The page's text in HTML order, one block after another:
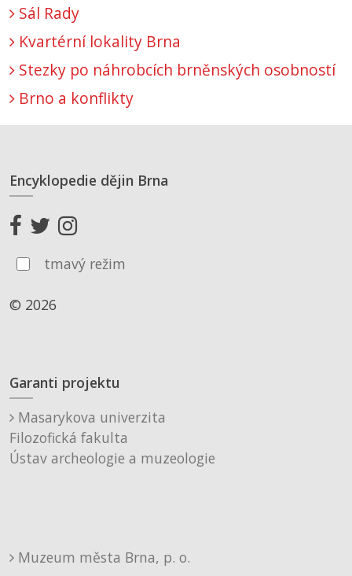
Sál Rady
Kvartérní lokality Brna
Stezky po náhrobcích brněnských osobností
Brno a konflikty
Encyklopedie dějin Brna
tmavý režim
© 2026
Garanti projektu
Masarykova univerzita
Filozofická fakulta
Ústav archeologie a muzeologie
Muzeum města Brna, p. o.